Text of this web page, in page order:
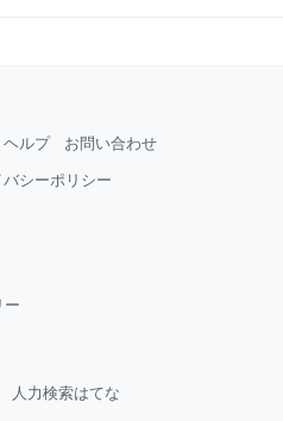
ヘルプ お問い合わせ
バシーポリシー
ー
人力検索はてな